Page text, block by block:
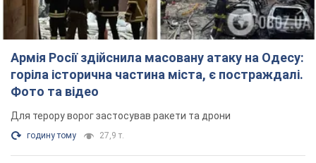
Армія Росії здійснила масовану атаку на Одесу:
горіла історична частина міста, є постраждалі.
Фото та відео
Для терору ворог застосував ракети та дрони
годину тому 27,9 т.